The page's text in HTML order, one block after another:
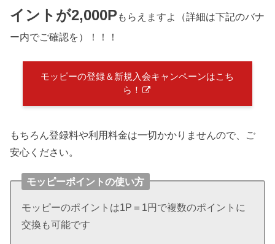
イントが2,000Pもらえますよ（詳細は下記のバナ
ー内でご確認を）！！！
モッピーの登録＆新規入会キャンペーンはこち
ら！
もちろん登録料や利用料金は一切かかりませんので、ご
安心ください。
モッピーポイントの使い方
モッピーのポイントは1P＝1円で複数のポイントに
交換も可能です